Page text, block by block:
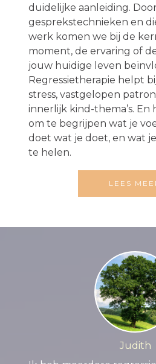
duidelijke aanleiding.
gesprekstechnieken en
werk komen we bij de
moment, de ervaring of
jouw huidige leven
Regressietherapie helpt
stress, vastgelopen
innerlijk kind-thema’s.
om te begrijpen wat je
doet wat je doet, en wat
te helen.
LEES
Judith